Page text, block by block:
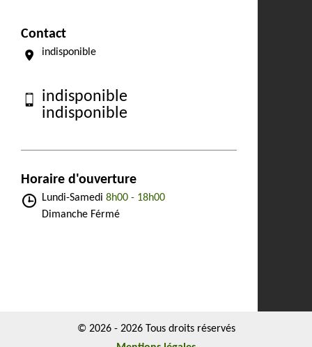
Contact
indisponible
indisponible
indisponible
Horaire d'ouverture
Lundi-Samedi 8h00 - 18h00
Dimanche Férmé
© 2026 - 2026 Tous droits réservés